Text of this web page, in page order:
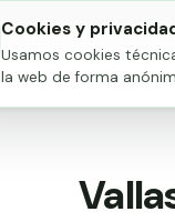
Cookies y
Usamos cookies
la web de forma
Mallas